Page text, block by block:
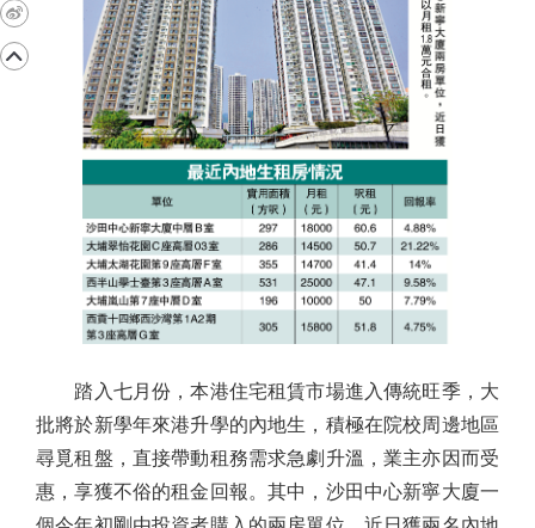
踏入七月份，本港住宅租賃市場進入傳統旺季，大
批將於新學年來港升學的內地生，積極在院校周邊地區
尋覓租盤，直接帶動租務需求急劇升溫，業主亦因而受
惠，享獲不俗的租金回報。其中，沙田中心新寧大廈一